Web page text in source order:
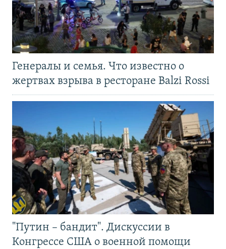
Генералы и семья. Что известно о
жертвах взрыва в ресторане Balzi Rossi
"Путин – бандит". Дискуссии в
Конгрессе США о военной помощи